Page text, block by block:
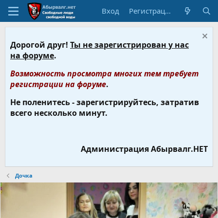
Вход Регистрация
Дорогой друг! Ты не зарегистрирован у нас
на форуме.
Возможность просмотра многих тем требует
регистрации на форуме.
Не поленитесь - зарегистрируйтесь, затратив
всего несколько минут.
Администрация Абырвалг.НЕТ
Дочка